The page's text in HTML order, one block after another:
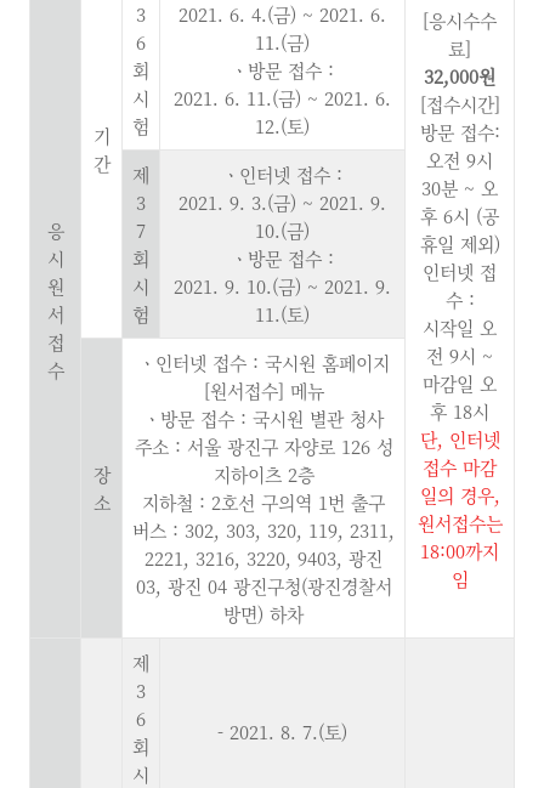
응
시
원
서
접
수
기
간
3
6
회
시
험
2021. 6. 4.(금) ~ 2021. 6.
11.(금)
ㆍ방문 접수 :
2021. 6. 11.(금) ~ 2021. 6.
12.(토)
[응시수수
료]
32,000원
[접수시간]
방문 접수:
오전 9시
30분 ~ 오
후 6시 (공
휴일 제외)
인터넷 접
수 :
시작일 오
전 9시 ~
마감일 오
후 18시
단, 인터넷
접수 마감
일의 경우,
원서접수는
18:00까지
임
제
3
7
회
시
험
ㆍ인터넷 접수 :
2021. 9. 3.(금) ~ 2021. 9.
10.(금)
ㆍ방문 접수 :
2021. 9. 10.(금) ~ 2021. 9.
11.(토)
장
소
ㆍ인터넷 접수 : 국시원 홈페이지
[원서접수] 메뉴
ㆍ방문 접수 : 국시원 별관 청사
주소 : 서울 광진구 자양로 126 성
지하이츠 2층
지하철 : 2호선 구의역 1번 출구
버스 : 302, 303, 320, 119, 2311,
2221, 3216, 3220, 9403, 광진
03, 광진 04 광진구청(광진경찰서
방면) 하차
제
3
6
회
시
- 2021. 8. 7.(토)